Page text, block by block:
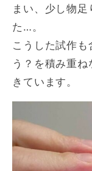
まい、少し物
た…。
こうした試作
う？を積み重
きています。